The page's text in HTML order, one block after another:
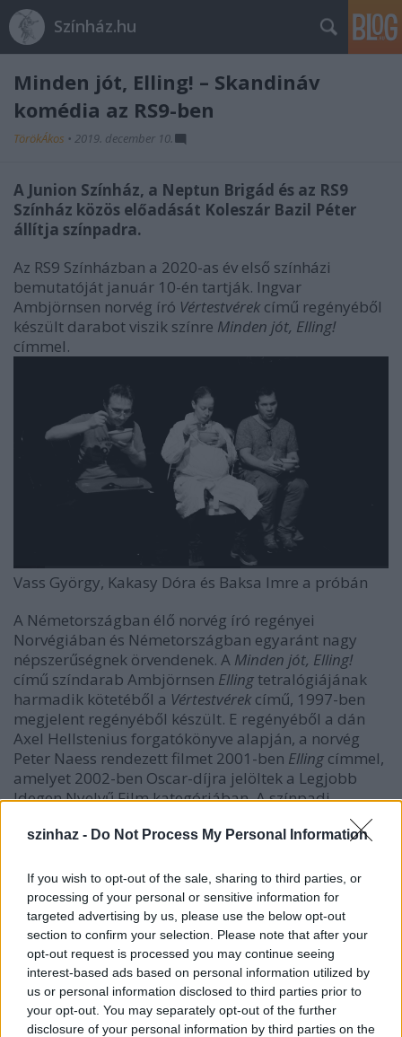
szinhaz - Do Not Process My Personal Information
If you wish to opt-out of the sale, sharing to third parties, or
processing of your personal or sensitive information for
targeted advertising by us, please use the below opt-out
section to confirm your selection. Please note that after your
opt-out request is processed you may continue seeing
interest-based ads based on personal information utilized by
us or personal information disclosed to third parties prior to
your opt-out. You may separately opt-out of the further
disclosure of your personal information by third parties on the
Színház.hu
Minden jót, Elling! – Skandináv
komédia az RS9-ben
TörökÁkos • 2019. december 10.
A Junion Színház, a Neptun Brigád és az RS9
Színház közös előadását Koleszár Bazil Péter
állítja színpadra.
Az RS9 Színházban a 2020-as év első színházi
bemutatóját január 10-én tartják. Ingvar
Ambjörnsen norvég író Vértestvérek című regényéből
készült darabot viszik színre Minden jót, Elling!
címmel.
Vass György, Kakasy Dóra és Baksa Imre a próbán
A Németországban élő norvég író regényei
Norvégiában és Németországban egyaránt nagy
népszerűségnek örvendenek. A Minden jót, Elling!
című színdarab Ambjörnsen Elling tetralógiájának
harmadik kötetéből a Vértestvérek című, 1997-ben
megjelent regényéből készült. E regényéből a dán
Axel Hellstenius forgatókönyve alapján, a norvég
Peter Naess rendezett filmet 2001-ben Elling címmel,
amelyet 2002-ben Oscar-díjra jelöltek a Legjobb
Idegen Nyelvű Film kategóriában. A színpadi
változatot nem csak szerte Európában, de az USA-
ban és Ausztráliában is játsszák a színházak.
A történet arról szól, hogyan képes talpra állni az
ember, ha megfeneklett, ha padlóra került. Egy
olyan barátság meséje, melynek során rájöhetünk,
hogyan nyithatunk újra a külvilág felé, ha lebontjuk
a magunk köré vont falakat, s hogyan találhatunk
vissza a „normális életbe”. Ez a barátság
egymásrautaltság is egyben, és annak is jó példája,
hogy mennyi tanulnivalónk van egymástól.